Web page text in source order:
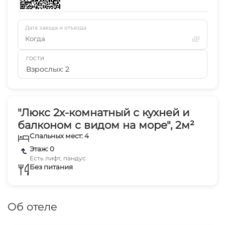
"Люкс 2х-комнатный с кухней и
балконом с видом на море", 2м²
Спальных мест: 4
Этаж: 0
Есть лифт, пандус
Без питания
Об отеле
Дата заезда и отъезда
Когда
ГОСТИ
Взрослых: 2